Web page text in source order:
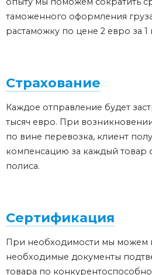
таможенного оформления
растаможку по цене 2 евро за 1
Страхование
Каждое отправление будет
тысяч евро. При
по вине перевозка, клиент
компенсацию за каждый товар
полиса.
Сертификация
При необходимости мы можем
необходимые документы
товара по